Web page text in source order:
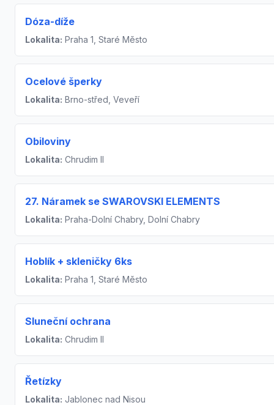
Dóza-díže
Lokalita: Praha 1, Staré Město
Ocelové šperky
Lokalita: Brno-střed, Veveří
Obiloviny
Lokalita: Chrudim II
27. Náramek se SWAROVSKI ELEMENTS
Lokalita: Praha-Dolní Chabry, Dolní Chabry
Hoblík + skleničky 6ks
Lokalita: Praha 1, Staré Město
Sluneční ochrana
Lokalita: Chrudim II
Řetízky
Lokalita: Jablonec nad Nisou